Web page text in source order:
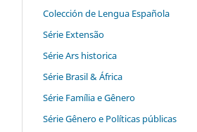
Colección de Lengua Española
Série Extensão
Série Ars historica
Série Brasil & África
Série Família e Gênero
Série Gênero e Políticas públicas